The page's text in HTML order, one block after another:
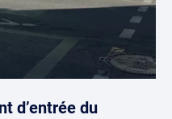
d’entrée du